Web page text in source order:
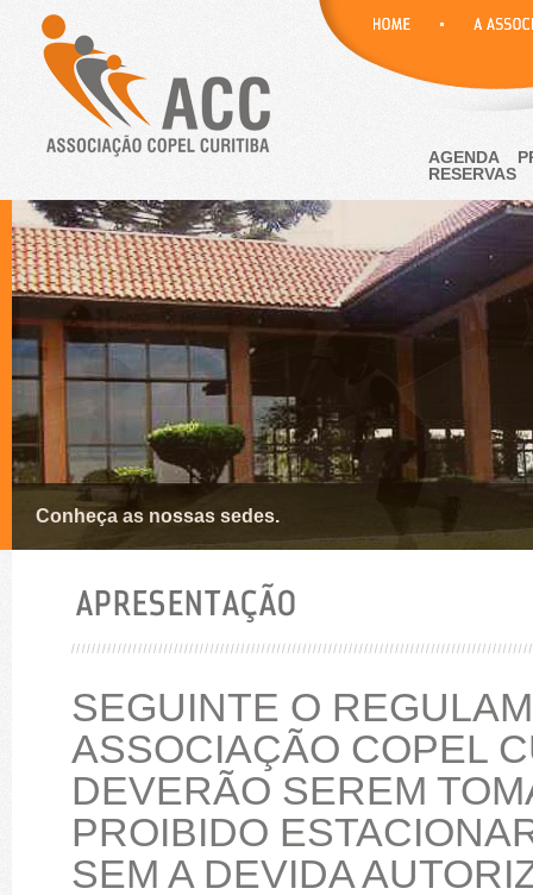
AGENDA
RESERVAS
Conheça as nossas sedes.
SEGUINTE O
ASSOCIAÇÃO COPEL
DEVERÃO SEREM
PROIBIDO
SEM A DEVIDA